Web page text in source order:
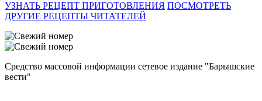
УЗНАТЬ РЕЦЕПТ ПРИГОТОВЛЕНИЯ ПОСМОТРЕТЬ
ДРУГИЕ РЕЦЕПТЫ ЧИТАТЕЛЕЙ
Средство массовой информации сетевое издание "Барышские
вести"